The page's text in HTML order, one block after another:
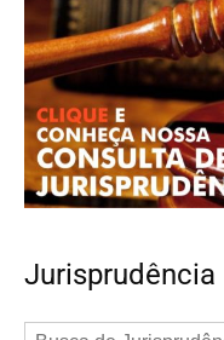
Jurisprudência